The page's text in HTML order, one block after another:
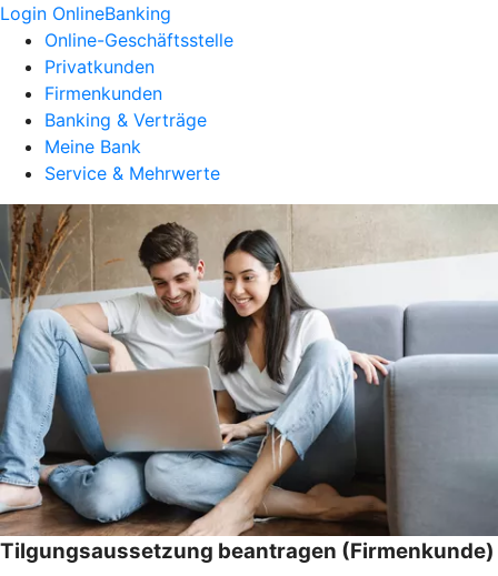
Login OnlineBanking
Online-Geschäftsstelle
Privatkunden
Firmenkunden
Banking & Verträge
Meine Bank
Service & Mehrwerte
Tilgungsaussetzung beantragen (Firmenkunde)